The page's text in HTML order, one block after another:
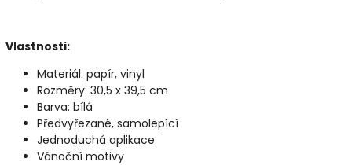
Vlastnosti:
Materiál: papír, vinyl
Rozměry: 30,5 x 39,5 cm
Barva: bílá
Předvyřezané, samolepící
Jednoduchá aplikace
Vánoční motivy